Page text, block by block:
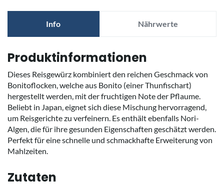
Info Nährwerte
Produktinformationen
Dieses Reisgewürz kombiniert den reichen Geschmack von
Bonitoflocken, welche aus Bonito (einer Thunfischart)
hergestellt werden, mit der fruchtigen Note der Pflaume.
Beliebt in Japan, eignet sich diese Mischung hervorragend,
um Reisgerichte zu verfeinern. Es enthält ebenfalls Nori-
Algen, die für ihre gesunden Eigenschaften geschätzt werden.
Perfekt für eine schnelle und schmackhafte Erweiterung von
Mahlzeiten.
Zutaten